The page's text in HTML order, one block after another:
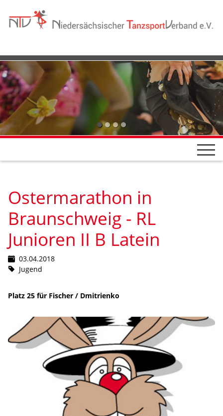
Ostermarathon in
Braunschweig - RL
Junioren II B Latein
03.04.2018
Jugend
Platz 25 für Fischer / Dmitrienko